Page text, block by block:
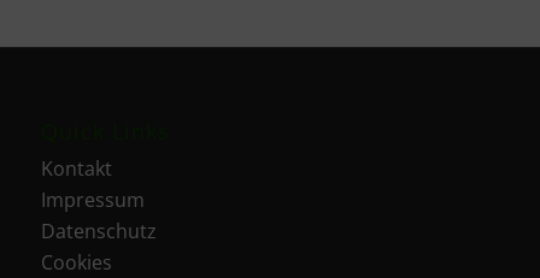
Kontakt
Impressum
Datenschutz
Cookies